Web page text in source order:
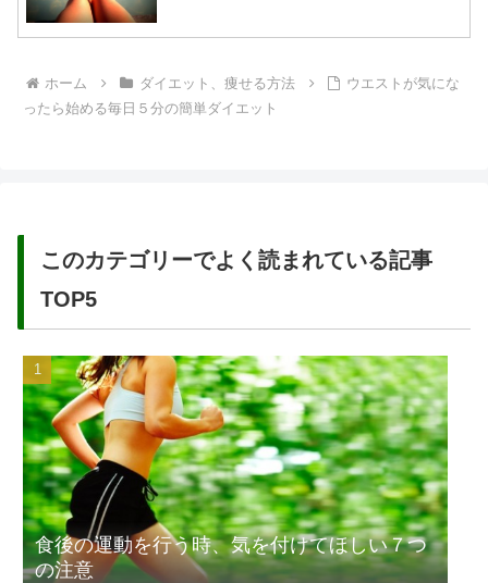
ホーム ダイエット、痩せる方法
ウエストが気にな
ったら始める毎日５分の簡単ダイエット
このカテゴリーでよく読まれている記事
TOP5
食後の運動を行う時、気を付けてほしい７つ
の注意